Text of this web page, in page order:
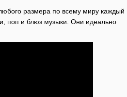
размера по всему миру каждый
поп и блюз музыки. Они идеально